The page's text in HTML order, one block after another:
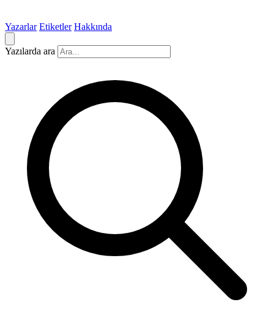
Yazarlar Etiketler Hakkında
Yazılarda ara